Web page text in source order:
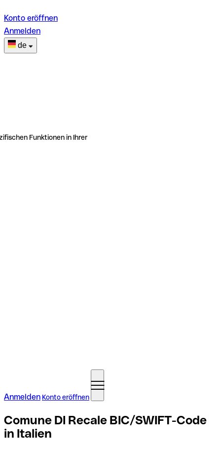
Konto eröffnen
Anmelden
de
Funktionen in Ihrer
Anmelden Konto eröffnen
Comune DI Recale BIC/SWIFT-Code
in Italien